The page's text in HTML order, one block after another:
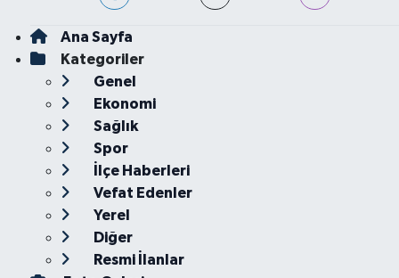
Ana Sayfa
Kategoriler
Genel
Ekonomi
Sağlık
Spor
İlçe Haberleri
Vefat Edenler
Yerel
Diğer
Resmi İlanlar